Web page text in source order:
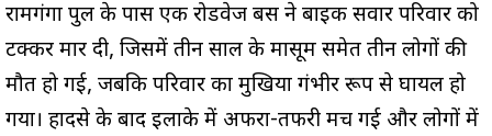
रामगंगा पुल के पास एक रोडवेज बस ने बाइक सवार परिवार को
टक्कर मार दी, जिसमें तीन साल के मासूम समेत तीन लोगों की
मौत हो गई, जबकि परिवार का मुखिया गंभीर रूप से घायल हो
गया। हादसे के बाद इलाके में अफरा-तफरी मच गई और लोगों में